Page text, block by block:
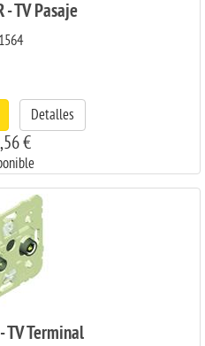
- TV Pasaje
Detalles
€
TV Terminal